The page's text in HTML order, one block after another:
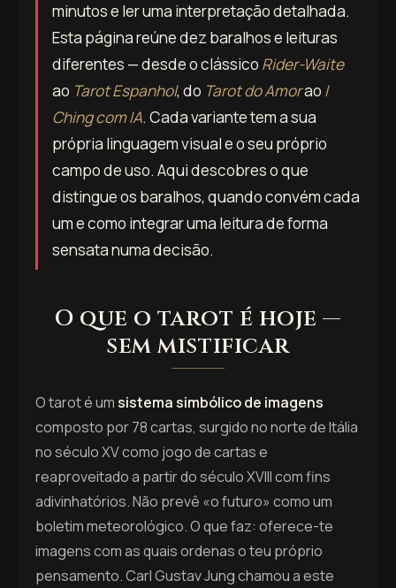
minutos e ler uma interpretação detalhada.
Esta página reúne dez baralhos e leituras
diferentes — desde o clássico Rider-Waite
ao Tarot Espanhol, do Tarot do Amorao I
Ching com IA. Cada variante tem a sua
própria linguagem visual e o seu próprio
campo de uso. Aqui descobres o que
distingue os baralhos, quando convém cada
um e como integrar uma leitura de forma
sensata numa decisão.
O que o tarot é hoje —
sem mistificar
O tarot é umsistema simbólico de imagens
composto por 78 cartas, surgido no norte de Itália
no século XV como jogo de cartas e
reaproveitado a partir do século XVIII com fins
adivinhatórios. Não prevê «o futuro» como um
boletim meteorológico. O que faz: oferece-te
imagens com as quais ordenas o teu próprio
pensamento. Carl Gustav Jung chamou a este